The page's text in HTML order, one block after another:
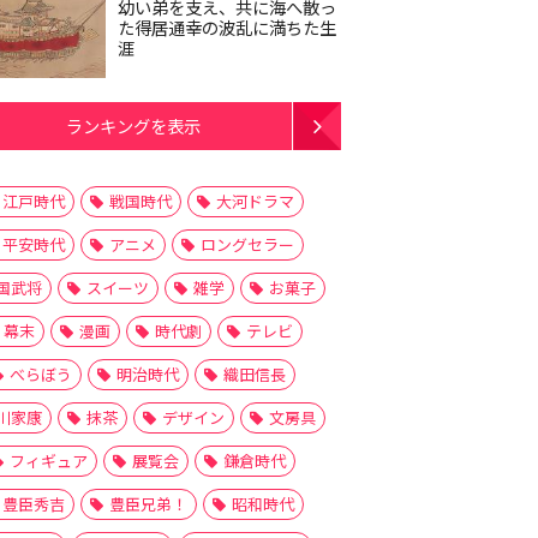
幼い弟を支え、共に海へ散っ
た得居通幸の波乱に満ちた生
涯
ランキングを表示
江戸時代 戦国時代
大河ドラマ
平安時代
アニメ
ロングセラー
武将
スイーツ 雑学
お菓子
幕末
漫画 時代劇
テレビ
べらぼう
明治時代
織田信長
家康
抹茶 デザイン
文房具
フィギュア
展覧会
鎌倉時代
豊臣秀吉
豊臣兄弟！
昭和時代